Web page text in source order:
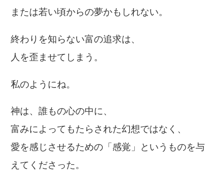
または若い頃からの夢かもしれない。
終わりを知らない富の追求は、
人を歪ませてしまう。
私のようにね。
神は、誰もの心の中に、
富みによってもたらされた幻想ではなく、
愛を感じさせるための「感覚」というものを与
えてくださった。